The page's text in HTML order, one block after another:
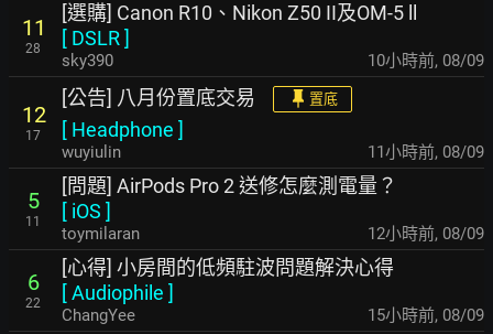
11
28
[選購] Canon R10、Nikon Z50 II及OM-5 ll
[ DSLR]
sky390 10小時前, 08/09
12
17
[公告] 八月份置底交易 置底
[ Headphone ]
wuyiulin 11小時前, 08/09
5
11
[問題] AirPods Pro 2 送修怎麼測電量？
[ iOS ]
toymilaran 12小時前, 08/09
6
22
[心得] 小房間的低頻駐波問題解決心得
[Audiophile ]
ChangYee 15小時前, 08/09